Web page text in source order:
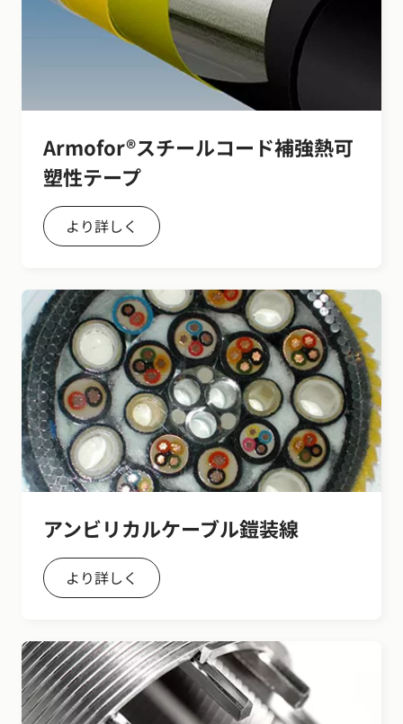
Armofor®スチールコード補強熱可
塑性テープ
より詳しく
アンビリカルケーブル鎧装線
より詳しく